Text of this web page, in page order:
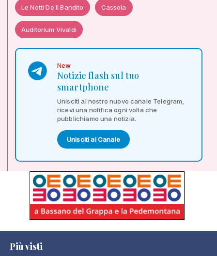
Le Notti De Il Bandito Cassola
Auditorium Vivaldi
New
Notizie flash sul tuo
smartphone
Unisciti al nostro nuovo canale Telegram,
ricevi una notifica ogni volta che
pubblichiamo una notizia.
Unisciti al Canale
Più visti